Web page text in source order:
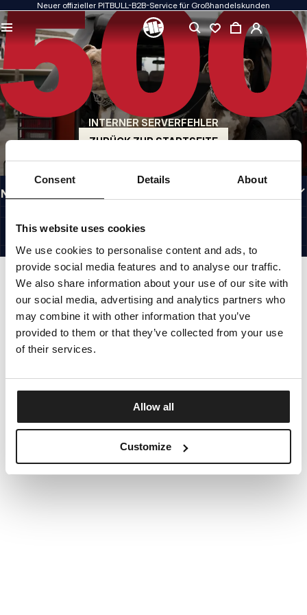
Consent Details About
This website uses cookies
We use cookies to personalise content and ads, to
provide social media features and to analyse our traffic.
We also share information about your use of our site with
our social media, advertising and analytics partners who
may combine it with other information that you’ve
provided to them or that they’ve collected from your use
of their services.
Allow all
Customize
Neuer offizieller PITBULL-B2B-Service für Großhandelskunden
INTERNER SERVERFEHLER
ZURÜCK ZUR STARTSEITE
QUALITÄT HAT FÜR UNS PRIORITÄT
Unsere Kleidung fertigen wir mit Leidenschaft. Bei Haltbarkeit, Langlebigkeit der
Materialien und Liebe zum Detail machen wir keine Kompromisse.
US ORIGIN
Unsere Wurzeln reichen zurück ins San Diego der frühen 1990er Jahre. Unser Stil
ist roh, authentisch und kompromisslos.
MARKE MIT CHARAKTER
Unsere Kollektionen werden von Sportlern, Kämpfern und unbeirrbaren
Individualisten gewählt.
INFORMATIONEN
NÜTZLICHE LINKS
©1997 - 2026 PITBULL SP. Z O.O. ALLE RECHTE VORBEHALTEN.
SITE CREDITS
NACH OBEN GEHEN